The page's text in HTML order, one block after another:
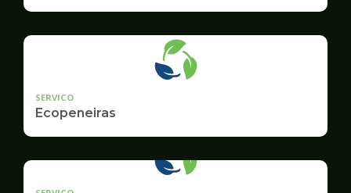
SERVICO
Ecopeneiras